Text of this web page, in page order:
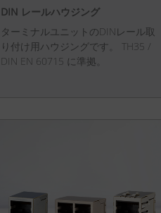
DIN レールハウジング
ターミナルユニットのDINレール取
り付け用ハウジングです。 TH35 /
DIN EN 60715 に準拠。